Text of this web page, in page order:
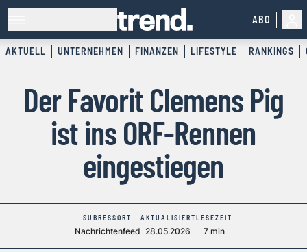
ABO
AKTUELL UNTERNEHMEN FINANZEN LIFESTYLE RANKINGS
Der Favorit Clemens Pig
ist ins ORF-Rennen
eingestiegen
SUBRESSORT
Nachrichtenfeed
AKTUALISIERT
28.05.2026
LESEZEIT
7 min